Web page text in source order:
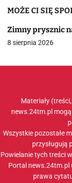
MOŻE CI SIĘ
Zimny prysznic
8 sierpnia 2026
Materiały
news.24tm.pl
Wszystkie pozostałe
przysługują
Powielanie tych treści
Portal news.24tm.pl
prawa